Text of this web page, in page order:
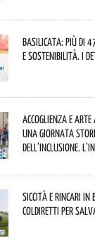
Basilicata: più di
e sostenibilità. I
Accoglienza e arte
una giornata
dell’inclusione.
Siccità e rincari in
Coldiretti per